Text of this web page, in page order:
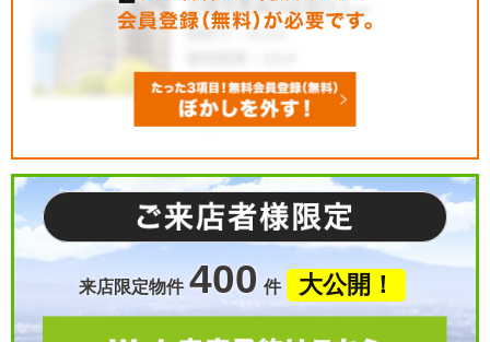
来店限定物件 400 件 大公開！